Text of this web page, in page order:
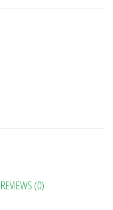
REVIEWS (0)